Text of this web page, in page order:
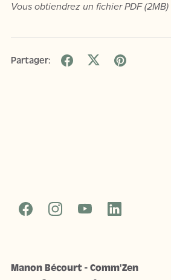
Vous obtiendrez un fichier PDF(2MB)
Partager:
Manon Bécourt - Comm'Zen